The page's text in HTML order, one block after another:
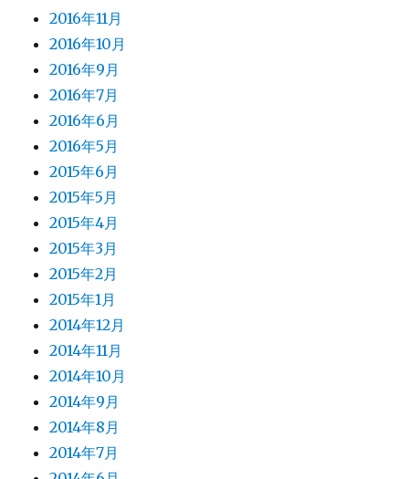
2016年11月
2016年10月
2016年9月
2016年7月
2016年6月
2016年5月
2015年6月
2015年5月
2015年4月
2015年3月
2015年2月
2015年1月
2014年12月
2014年11月
2014年10月
2014年9月
2014年8月
2014年7月